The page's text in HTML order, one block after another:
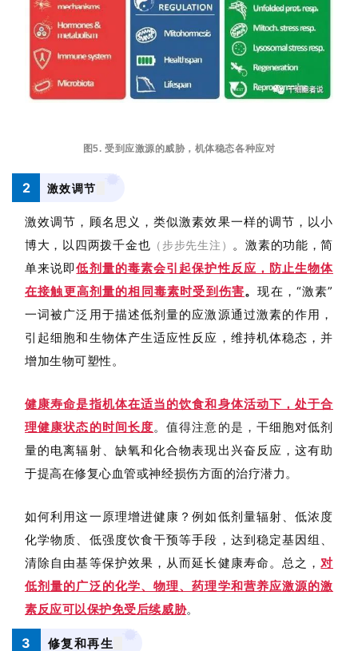
图5. 受到应激源的威胁，机体稳态各种应对
2 激效调节
激效调节，顾名思义，类似激素效果一样的调节，以小
博大，以四两拨千金也 （步步先生注） 。激素的功能，简
单来说即低剂量的毒素会引起保护性反应，防止生物体
在接触更高剂量的相同毒素时受到伤害。现在，“激素”
一词被广泛用于描述低剂量的应激源通过激素的作用，
引起细胞和生物体产生适应性反应，维持机体稳态，并
增加生物可塑性。
健康寿命是指机体在适当的饮食和身体活动下，处于合
理健康状态的时间长度。值得注意的是， 干细胞对低剂
量的电离辐射、缺氧和化合物表现出兴奋反应，这有助
于提高在修复心血管或神经损伤方面的治疗潜力。
如何利用这一原理增进健康？例如低剂量辐射、低浓度
化学物质、低强度饮食干预等手段，达到稳定基因组、
清除自由基等保护效果，从而延长健康寿命。 总之， 对
低剂量的广泛的化学、物理、药理学和营养应激源的激
素反应可以保护免受后续威胁。
3 修复和再生